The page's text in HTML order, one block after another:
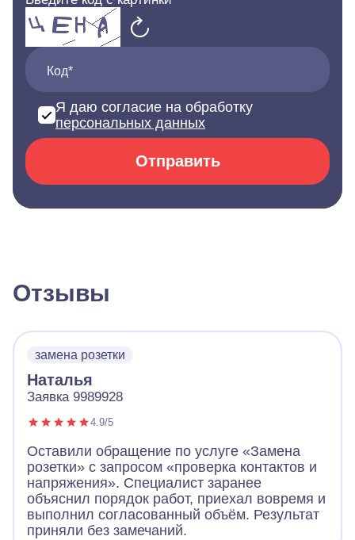
Код*
Я даю согласие на обработку
персональных данных
Отправить
Отзывы
замена розетки
Наталья
Заявка 9989928
4.9/5
Оставили обращение по услуге «Замена
розетки» с запросом «проверка контактов и
напряжения». Специалист заранее
объяснил порядок работ, приехал вовремя и
выполнил согласованный объём. Результат
приняли без замечаний.